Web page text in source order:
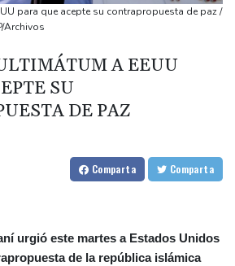
sobie z problemami Poczdamu?
θέση να αντιμετωπίσει τα προβλήματα
problémy Postupimi?
para que acepte su contrapropuesta de paz /
Archivos
A EEUU
SU
DE PAZ
Comparta Comparta
urgió este martes a Estados Unidos
de la república islámica